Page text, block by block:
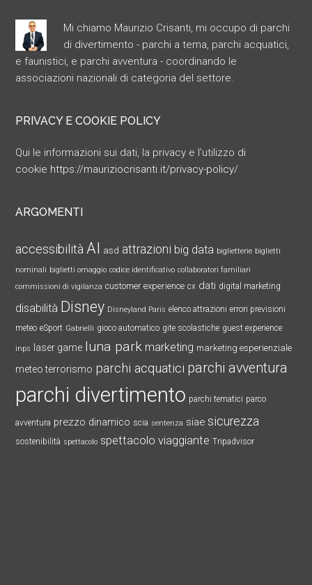
Mi chiamo Maurizio Crisanti, mi occupo di parchi
di divertimento - parchi a tema, parchi acquatici,
e faunistici, e parchi avventura - coordinando le
associazioni nazionali di categoria del settore.
PRIVACY E COOKIE POLICY
Qui le informazioni sui dati, la privacy e l’utilizzo di
cookie https://mauriziocrisanti.it/privacy-policy/
ARGOMENTI
accessibilità AI asd attrazioni big data biglietterie biglietti
nominali biglietti omaggio codice identificativo collaboratori familiari
commissioni di vigilanza customer experience cx dati digital marketing
disabilità Disney Disneyland Paris elenco attrazioni errori previsioni
meteo eSport Gabrielli gioco automatico gite scolastiche guest experience
inps laser game luna park marketing marketing esperienziale
meteo terrorismo parchi acquatici parchi avventura
parchi divertimento parchi tematici parco
avventura prezzo dinamico scia sentenza siae sicurezza
sostenibilità spettacolo spettacolo viaggiante Tripadvisor